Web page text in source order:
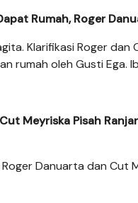
Rumah, Roger
Klarifikasi Roger dan
rumah oleh Gusti Ega.
Meyriska Pisah
Danuarta dan Cut